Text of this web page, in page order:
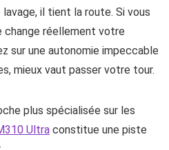
il tient la route. Si vous
change réellement votre
sur une autonomie impeccable
mieux vaut passer votre tour.
plus spécialisée sur les
Ultra constitue une piste